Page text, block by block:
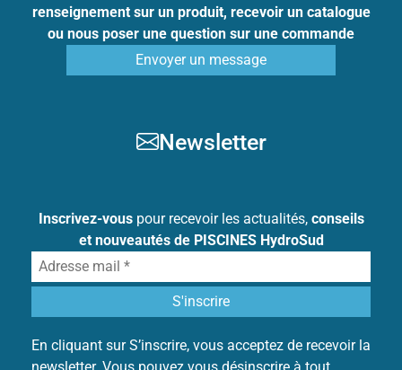
renseignement sur un produit, recevoir un catalogue
ou nous poser une question sur une commande
Envoyer un message
Newsletter
Inscrivez-vouspour recevoir les actualités, conseils
et nouveautés de PISCINES HydroSud
En cliquant sur S’inscrire, vous acceptez de recevoir la
newsletter. Vous pouvez vous désinscrire à tout